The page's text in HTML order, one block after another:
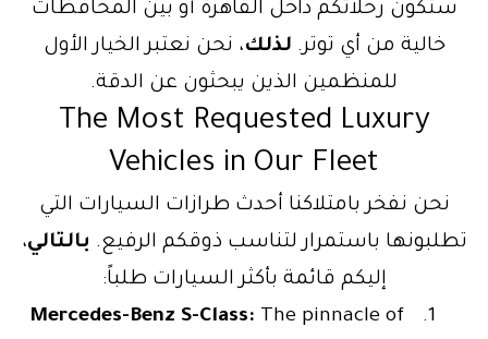
ستكون رحلاتكم داخل القاهرة أو بين المحافظات
خالية من أي توتر.لذلك، نحن نعتبر الخيار الأول
للمنظمين الذين يبحثون عن الدقة.
The Most Requested Luxury
Vehicles in Our Fleet
نحن نفخر بامتلاكنا أحدث طرازات السيارات التي
باستمرار لتناسب ذوقكم الرفيع.بالتالي،
إليكم قائمة بأكثر السيارات طلباً:
Mercedes-Benz S-Class:The pinnacle of